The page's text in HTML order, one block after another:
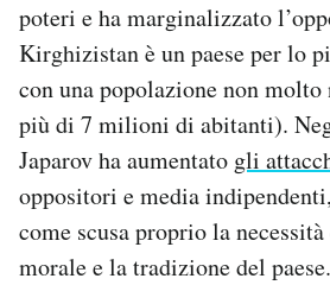
poteri e ha marginalizzato
Kirghizistan è un paese per lo
con una popolazione non molto
più di 7 milioni di abitanti).
Japarov ha aumentato gli
oppositori e media
come scusa proprio la
morale e la tradizione del paese.